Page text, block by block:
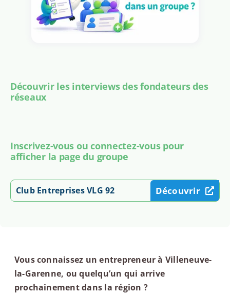
Découvrir les interviews des fondateurs des
réseaux
Inscrivez-vous ou connectez-vous pour
afficher la page du groupe
Club Entreprises VLG 92 Découvrir
Vous connaissez un entrepreneur à Villeneuve-
la-Garenne, ou quelqu’un qui arrive
prochainement dans la région ?